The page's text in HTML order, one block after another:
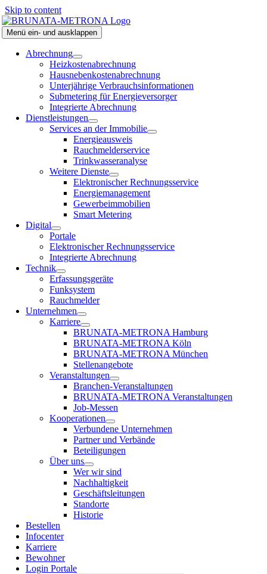
Skip to content
Menü ein- und ausklappen
Abrechnung
Heizkostenabrechnung
Hausnebenkostenabrechnung
Unterjährige Verbrauchsinformationen
Submetering für Energieversorger
Integrierte Abrechnung
Dienstleistungen
Services an der Immobilie
Energieausweis
Rauchmelderservice
Trinkwasseranalyse
Weitere Dienste
Elektronischer Rechnungsservice
Energiemanagement
Gewerbeimmobilien
Smart Metering
Digital
Portale
Elektronischer Rechnungsservice
Integrierte Abrechnung
Technik
Erfassungsgeräte
Funksystem
Rauchmelder
Unternehmen
Karriere
BRUNATA-METRONA Hamburg
BRUNATA-METRONA Köln
BRUNATA-METRONA München
Stellenangebote
Veranstaltungen
Branchen-Veranstaltungen
BRUNATA-METRONA Veranstaltungen
Job-Messen
Kooperationen
Verbundene Unternehmen
Partner und Verbände
Beteiligungen
Über uns
Wer wir sind
Nachhaltigkeit
Geschäftsleitungen
Standorte
Historie
Bestellen
Infocenter
Karriere
Bewohner
Login Portale